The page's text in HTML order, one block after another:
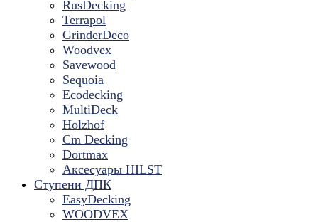
RusDecking
Terrapol
GrinderDeco
Woodvex
Savewood
Sequoia
Ecodecking
MultiDeck
Holzhof
Cm Decking
Dortmax
Аксесуары HILST
Ступени ДПК
EasyDecking
WOODVEX